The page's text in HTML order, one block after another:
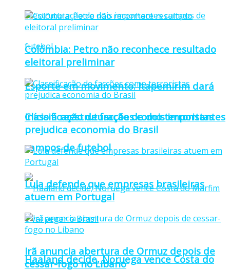
Esporte em movimento: Itapemirim dará
início à reestruturação de dois importantes
campos de futebol
Haaland decide, Noruega vence Costa do
Colômbia: Petro não reconhece resultado
eleitoral preliminar
Classificação de facções como terroristas
prejudica economia do Brasil
Lula defende que empresas brasileiras
atuem em Portugal
Irã anuncia abertura de Ormuz depois de
cessar-fogo no Líbano